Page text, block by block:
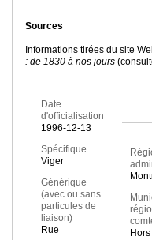
Sources
Informations tirées du site
: de 1830 à nos jours
Date
d'officialisation
1996-12-13
Spécifique
Viger
Générique
(avec ou sans
particules de
liaison)
Rue